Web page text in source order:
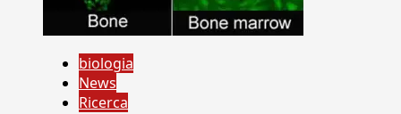
biologia
News
Ricerca